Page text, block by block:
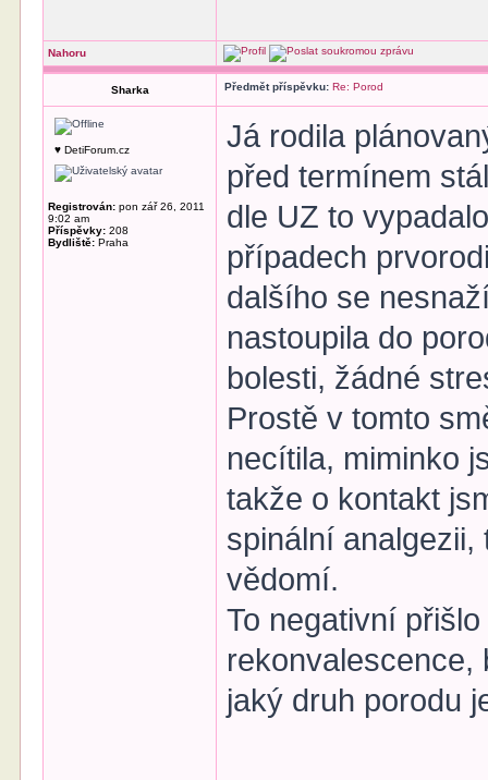
Nahoru
Sharka Předmět příspěvku: Re: Porod
♥ DetiForum.cz
Registrován: pon zář 26, 2011
9:02 am
Příspěvky: 208
Bydliště: Praha
Já rodila
před termínem
dle UZ to
případech
dalšího se
nastoupila do
bolesti, žádné
Prostě v tomto
necítila, miminko
takže o kontakt
spinální analgezii,
vědomí.
To negativní
rekonvalescence,
jaký druh porodu